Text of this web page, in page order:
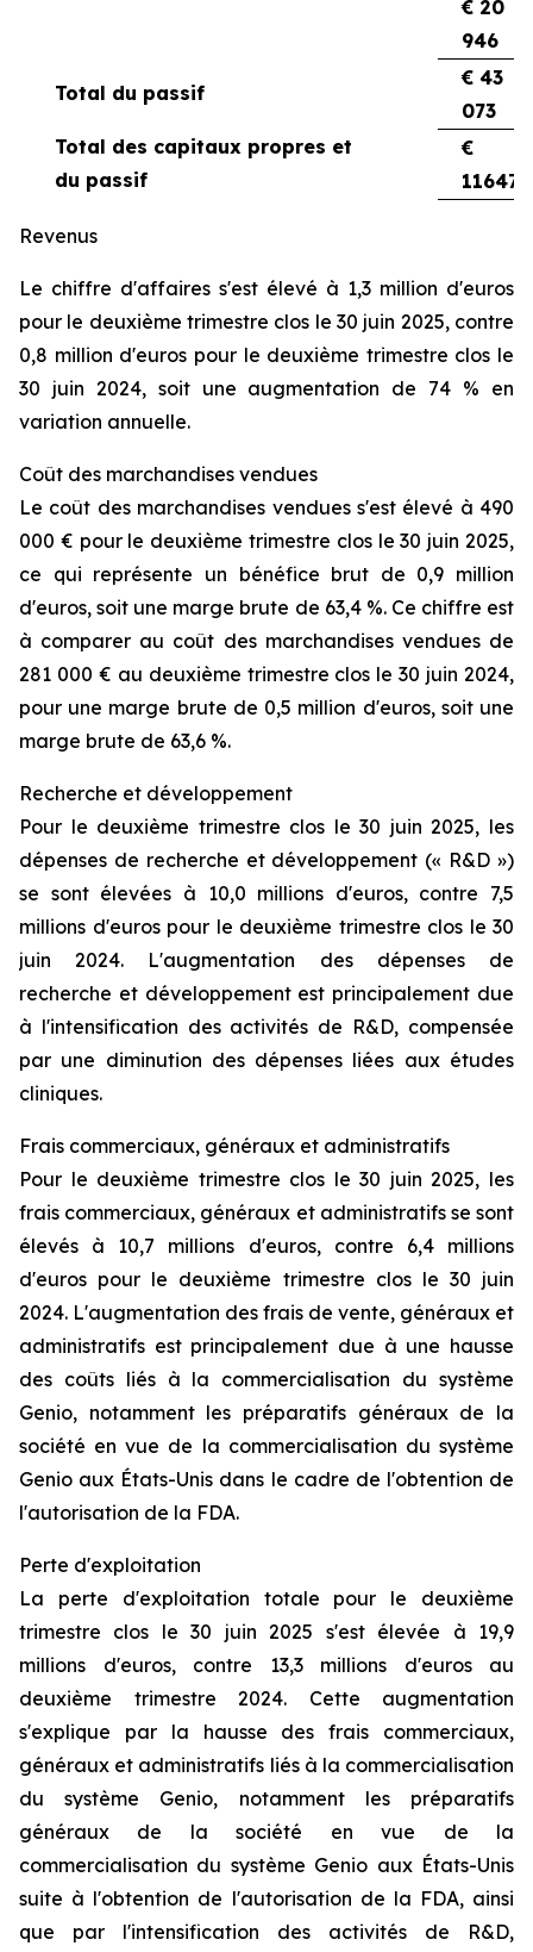
€ 20
946
Total du passif
€ 43
073
Total des capitaux propres et
du passif
€
116470
Revenus
Le chiffre d'affaires s'est élevé à 1,3 million d'euros
pour le deuxième trimestre clos le 30 juin 2025, contre
0,8 million d'euros pour le deuxième trimestre clos le
30 juin 2024, soit une augmentation de 74 % en
variation annuelle.
Coût des marchandises vendues
Le coût des marchandises vendues s'est élevé à 490
000 € pour le deuxième trimestre clos le 30 juin 2025,
ce qui représente un bénéfice brut de 0,9 million
d'euros, soit une marge brute de 63,4 %. Ce chiffre est
à comparer au coût des marchandises vendues de
281 000 € au deuxième trimestre clos le 30 juin 2024,
pour une marge brute de 0,5 million d'euros, soit une
marge brute de 63,6 %.
Recherche et développement
Pour le deuxième trimestre clos le 30 juin 2025, les
dépenses de recherche et développement (« R&D »)
se sont élevées à 10,0 millions d'euros, contre 7,5
millions d'euros pour le deuxième trimestre clos le 30
juin 2024. L'augmentation des dépenses de
recherche et développement est principalement due
à l'intensification des activités de R&D, compensée
par une diminution des dépenses liées aux études
cliniques.
Frais commerciaux, généraux et administratifs
Pour le deuxième trimestre clos le 30 juin 2025, les
frais commerciaux, généraux et administratifs se sont
élevés à 10,7 millions d'euros, contre 6,4 millions
d'euros pour le deuxième trimestre clos le 30 juin
2024. L'augmentation des frais de vente, généraux et
administratifs est principalement due à une hausse
des coûts liés à la commercialisation du système
Genio, notamment les préparatifs généraux de la
société en vue de la commercialisation du système
Genio aux États-Unis dans le cadre de l'obtention de
l'autorisation de la FDA.
Perte d'exploitation
La perte d'exploitation totale pour le deuxième
trimestre clos le 30 juin 2025 s'est élevée à 19,9
millions d'euros, contre 13,3 millions d'euros au
deuxième trimestre 2024. Cette augmentation
s'explique par la hausse des frais commerciaux,
généraux et administratifs liés à la commercialisation
du système Genio, notamment les préparatifs
généraux de la société en vue de la
commercialisation du système Genio aux États-Unis
suite à l'obtention de l'autorisation de la FDA, ainsi
que par l'intensification des activités de R&D,